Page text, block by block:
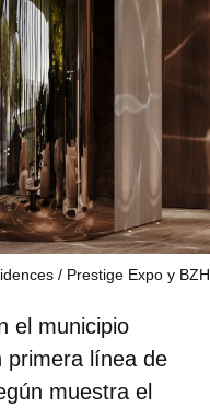
Prestige Expo y BZH
el municipio
primera línea de
muestra el